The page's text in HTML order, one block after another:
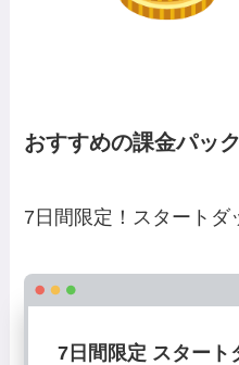
おすすめの課金パック
7日間限定！スタートダ
7日間限定 スタート